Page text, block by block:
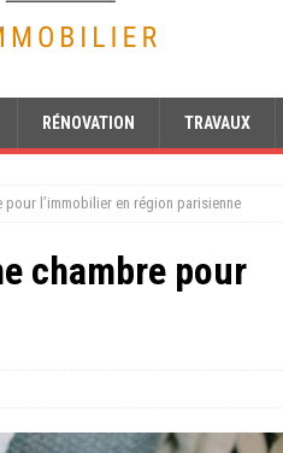
RÉNOVATION TRAVAUX
pour l’immobilier en région parisienne
chambre pour